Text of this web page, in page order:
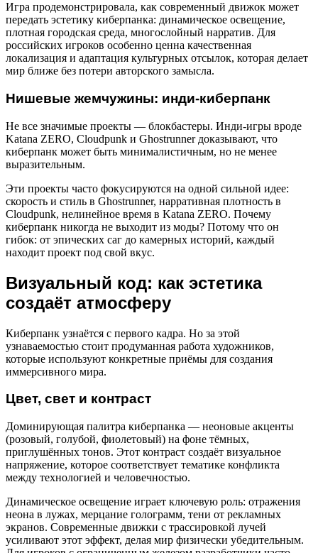
Игра продемонстрировала, как современный движок может
передать эстетику киберпанка: динамическое освещение,
плотная городская среда, многослойный нарратив. Для
российских игроков особенно ценна качественная
локализация и адаптация культурных отсылок, которая делает
мир ближе без потери авторского замысла.
Нишевые жемчужины: инди-киберпанк
Не все значимые проекты — блокбастеры. Инди-игры вроде
Katana ZERO, Cloudpunk и Ghostrunner доказывают, что
киберпанк может быть минималистичным, но не менее
выразительным.
Эти проекты часто фокусируются на одной сильной идее:
скорость и стиль в Ghostrunner, нарративная плотность в
Cloudpunk, нелинейное время в Katana ZERO. Почему
киберпанк никогда не выходит из моды? Потому что он
гибок: от эпических саг до камерных историй, каждый
находит проект под свой вкус.
Визуальный код: как эстетика
создаёт атмосферу
Киберпанк узнаётся с первого кадра. Но за этой
узнаваемостью стоит продуманная работа художников,
которые используют конкретные приёмы для создания
иммерсивного мира.
Цвет, свет и контраст
Доминирующая палитра киберпанка — неоновые акценты
(розовый, голубой, фиолетовый) на фоне тёмных,
приглушённых тонов. Этот контраст создаёт визуальное
напряжение, которое соответствует тематике конфликта
между технологией и человечностью.
Динамическое освещение играет ключевую роль: отражения
неона в лужах, мерцание голограмм, тени от рекламных
экранов. Современные движки с трассировкой лучей
усиливают этот эффект, делая мир физически убедительным.